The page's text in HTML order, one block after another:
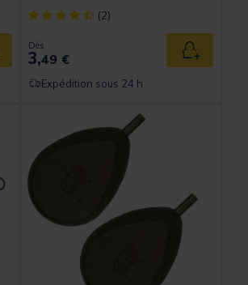
Rating
au panier
[object Object] out of 5 Customer Rating
(2)
Dès
3,49 € Ajouter
Expédition sous 24 h